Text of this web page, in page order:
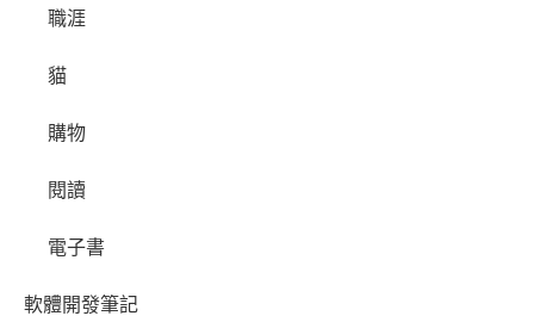
職涯
貓
購物
閱讀
電子書
軟體開發筆記